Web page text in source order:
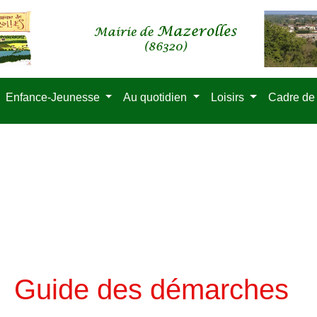
Enfance-Jeunesse Au quotidien Loisirs Cadre
Guide des démarches